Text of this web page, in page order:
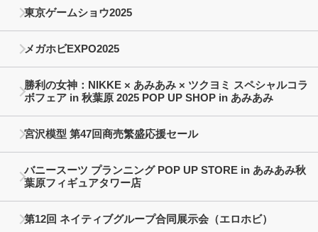
東京ゲームショウ2025
メガホビEXPO2025
勝利の女神：NIKKE × あみあみ × ツクヨミ スペシャルコラ
ボフェア in 秋葉原 2025 POP UP SHOP in あみあみ
宮沢模型 第47回商売繁盛応援セール
バニースーツ プランニング POP UP STORE in あみあみ秋
葉原フィギュアタワー店
第12回 ネイティブグループ合同展示会（エロホビ）